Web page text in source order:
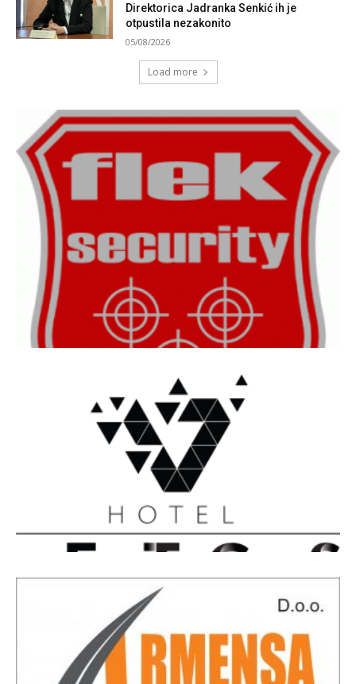
Direktorica Jadranka Senkić ih je
otpustila nezakonito
05/08/2026
Load more